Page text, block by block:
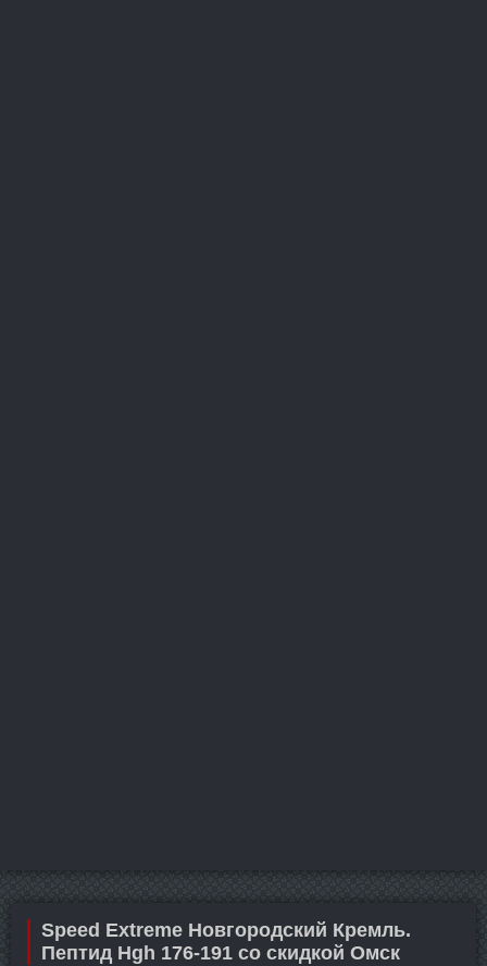
Speed Extreme Новгородский Кремль.
Пептид Hgh 176-191 со скидкой Омск